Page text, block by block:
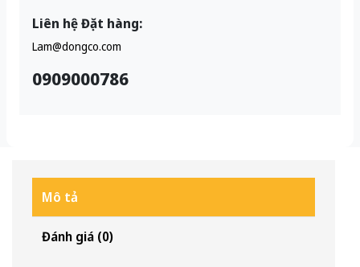
Liên hệ Đặt hàng:
Lam@dongco.com
0909000786
Mô tả
Đánh giá (0)